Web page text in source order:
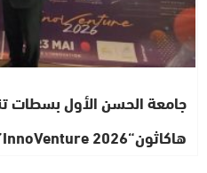
جامعة الحسن الأول بسطات
هاكاثون“InnoVenture 2026” لتعزيز الابتكار…